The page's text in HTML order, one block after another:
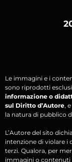
Le immagini e i
sono riprodotti
informazione o
sul Diritto d’Autore,
la natura di pubblico
L’Autore del sito
intenzione di violare
terzi. Qualora, per
immagini o contenuti